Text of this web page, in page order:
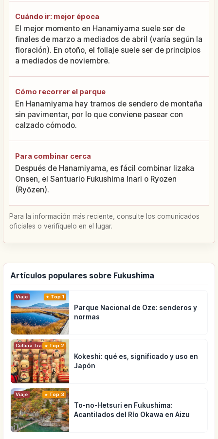
Cuándo ir: mejor época
El mejor momento en Hanamiyama suele ser de
finales de marzo a mediados de abril (varía según la
floración). En otoño, el follaje suele ser de principios
a mediados de noviembre.
Cómo recorrer el parque
En Hanamiyama hay tramos de sendero de montaña
sin pavimentar, por lo que conviene pasear con
calzado cómodo.
Para combinar cerca
Después de Hanamiyama, es fácil combinar Iizaka
Onsen, el Santuario Fukushima Inari o Ryozen
(Ryōzen).
Para la información más reciente, consulte los comunicados
oficiales o verifíquelo en el lugar.
Artículos populares sobre Fukushima
Viaje Top 1
Parque Nacional de Oze: senderos y
normas
Cultura Tradicional
Top 2
Kokeshi: qué es, significado y uso en
Japón
Viaje Top 3
To-no-Hetsuri en Fukushima:
Acantilados del Río Okawa en Aizu